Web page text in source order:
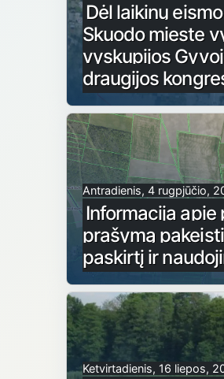
Dėl laikinų
Skuodo mieste
vyskupijos
draugijos
Antradienis, 4 rugpjūčio,
Informacija apie
prašymą
paskirtį ir
Ketvirtadienis, 16 liepos,